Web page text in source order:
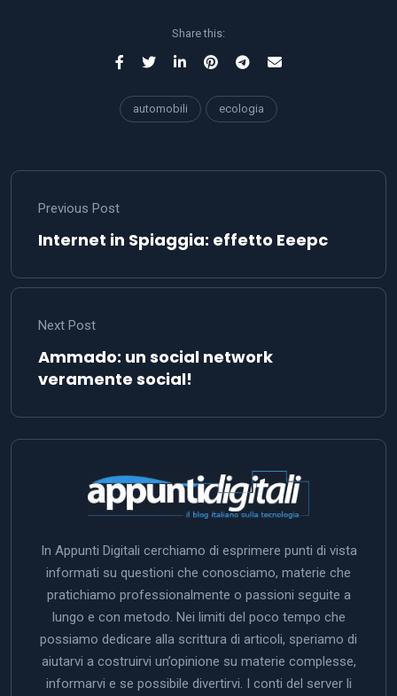
Share this:
automobili ecologia
Previous Post
Internet in Spiaggia: effetto Eeepc
Next Post
Ammado: un social network
veramente social!
In Appunti Digitali cerchiamo di esprimere punti di vista
informati su questioni che conosciamo, materie che
pratichiamo professionalmente o passioni seguite a
lungo e con metodo. Nei limiti del poco tempo che
possiamo dedicare alla scrittura di articoli, speriamo di
aiutarvi a costruirvi un’opinione su materie complesse,
informarvi e se possibile divertirvi. I conti del server li